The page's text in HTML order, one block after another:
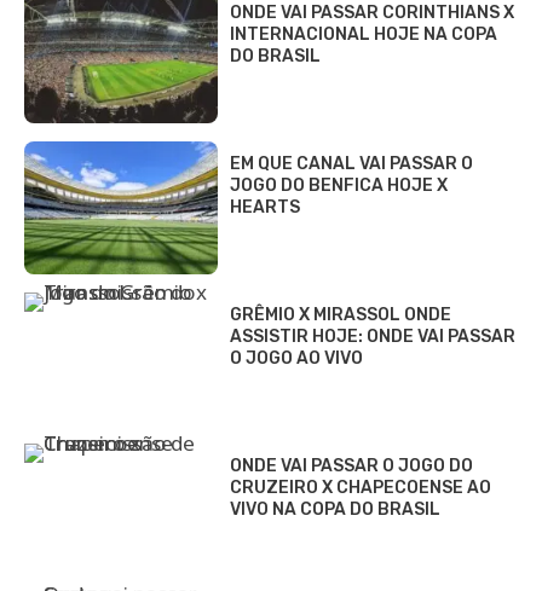
ONDE VAI PASSAR CORINTHIANS X
INTERNACIONAL HOJE NA COPA
DO BRASIL
EM QUE CANAL VAI PASSAR O
JOGO DO BENFICA HOJE X
HEARTS
GRÊMIO X MIRASSOL ONDE
ASSISTIR HOJE: ONDE VAI PASSAR
O JOGO AO VIVO
ONDE VAI PASSAR O JOGO DO
CRUZEIRO X CHAPECOENSE AO
VIVO NA COPA DO BRASIL